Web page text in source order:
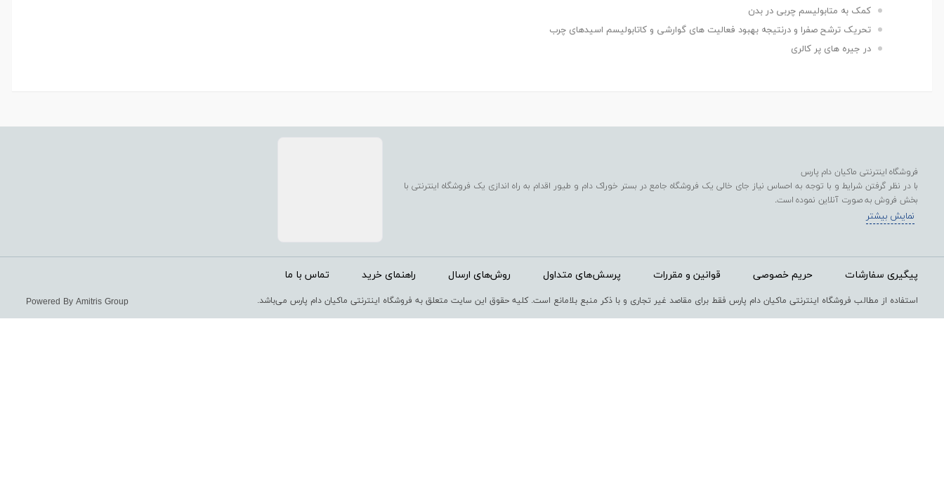
کمک به متابولیسم چربی در بدن
تحریک ترشح صفرا و درنتیجه بهبود فعالیت های گوارشی و کاتابولیسم اسیدهای چرب
در جیره های پر کالری
فروشگاه اینترنتی ماکیان دام پارس
با در نظر گرفتن شرایط و با توجه به احساس نیاز جای خالی یک فروشگاه جامع در بستر خوراک دام و طیور اقدام به راه اندازی یک فروشگاه اینترنتی با
بخش فروش به صورت آنلاین نموده است.
هدف از راه اندازی این سامانه اینترنتی، تحقق برنامه‌های ستاد کرونا به منظور افزایش میزان ماندگاری مردم در منازل میباشد.
نمایش بیشتر
پیگیری سفارشات حریم خصوصی قوانین و مقررات پرسش‌های متداول روش‌های ارسال راهنمای خرید تماس با ما
استفاده از مطالب فروشگاه اینترنتی ماکیان دام پارس فقط برای مقاصد غیر تجاری و با ذکر منبع بلامانع است. کليه حقوق اين سايت متعلق به فروشگاه اینترنتی ماکیان دام پارس می‌باشد. Powered By Amitris Group